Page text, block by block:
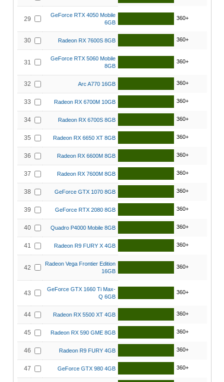
29
GeForce RTX 4050 Mobile
6GB
360+
30 Radeon RX 7600S 8GB 360+
31
GeForce RTX 5060 Mobile
8GB
360+
32 Arc A770 16GB 360+
33 Radeon RX 6700M 10GB 360+
34 Radeon RX 6700S 8GB 360+
35 Radeon RX 6650 XT 8GB 360+
36 Radeon RX 6600M 8GB 360+
37 Radeon RX 7600M 8GB 360+
38 GeForce GTX 1070 8GB 360+
39 GeForce RTX 2080 8GB 360+
40 Quadro P4000 Mobile 8GB 360+
41 Radeon R9 FURY X 4GB 360+
42
Radeon Vega Frontier Edition
16GB
360+
43
GeForce GTX 1660 Ti Max-
Q 6GB
360+
44 Radeon RX 5500 XT 4GB 360+
45 Radeon RX 590 GME 8GB 360+
46 Radeon R9 FURY 4GB 360+
47 GeForce GTX 980 4GB 360+